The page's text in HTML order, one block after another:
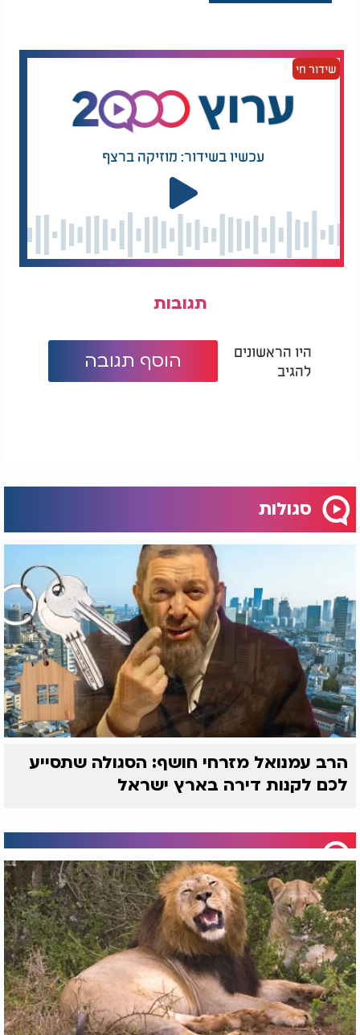
שידור חי
עכשיו בשידור: מוזיקה ברצף
תגובות
היו הראשונים
להגיב
הוסף תגובה
סגולות
הרב עמנואל מזרחי חושף: הסגולה שתסייע
לכם לקנות דירה בארץ ישראל